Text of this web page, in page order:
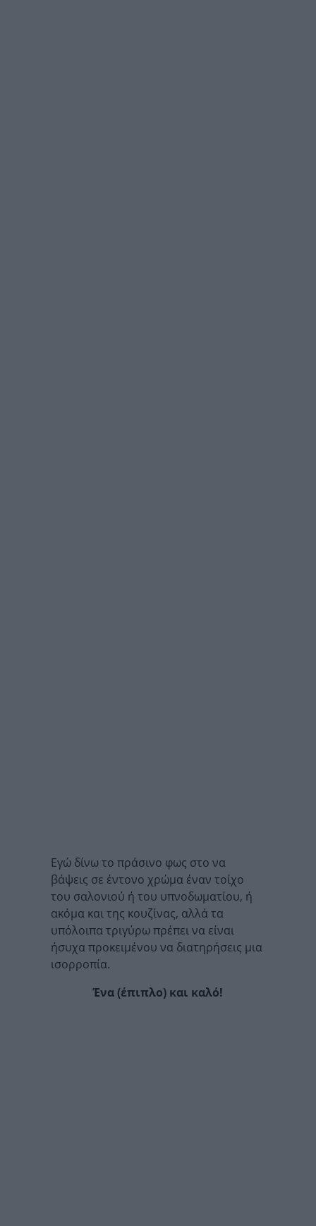
Εγώ δίνω το πράσινο φως στο να
βάψεις σε έντονο χρώμα έναν τοίχο
του σαλονιού ή του υπνοδωματίου, ή
ακόμα και της κουζίνας, αλλά τα
υπόλοιπα τριγύρω πρέπει να είναι
ήσυχα προκειμένου να διατηρήσεις μια
ισορροπία.
Ένα (έπιπλο) και καλό!